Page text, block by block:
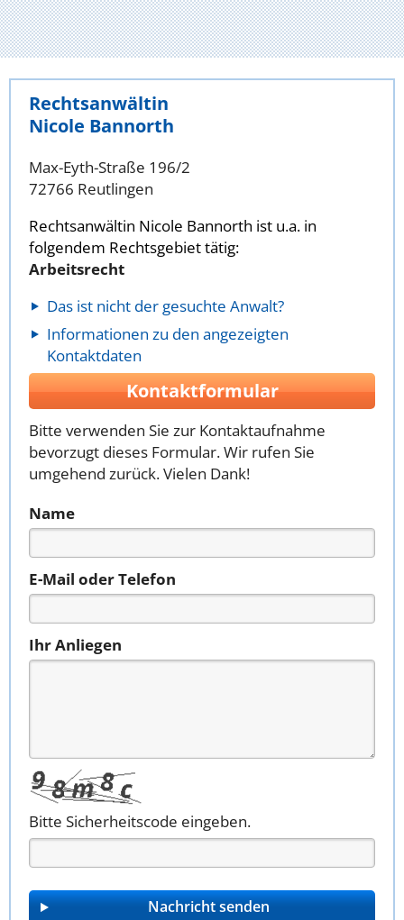
Rechtsanwältin
Nicole Bannorth
Max-Eyth-Straße 196/2
72766 Reutlingen
Rechtsanwältin Nicole Bannorth ist u.a. in
folgendem Rechtsgebiet tätig:
Arbeitsrecht
Das ist nicht der gesuchte Anwalt?
Informationen zu den angezeigten
Kontaktdaten
Kontaktformular
Bitte verwenden Sie zur Kontaktaufnahme
bevorzugt dieses Formular. Wir rufen Sie
umgehend zurück. Vielen Dank!
Name
E-Mail oder Telefon
Ihr Anliegen
Bitte Sicherheitscode eingeben.